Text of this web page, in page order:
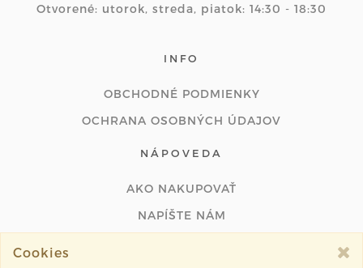
Otvorené: utorok, streda, piatok: 14:30 - 18:30
INFO
OBCHODNÉ PODMIENKY
OCHRANA OSOBNÝCH ÚDAJOV
NÁPOVEDA
AKO NAKUPOVAŤ
NAPÍŠTE NÁM
Cookies